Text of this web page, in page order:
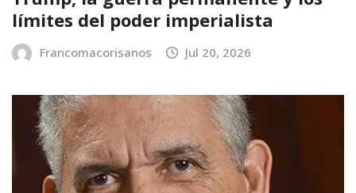
límites del poder imperialista
Francomacorisanos Jul 20, 2026